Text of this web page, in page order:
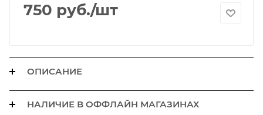
750 руб./шт
ОПИСАНИЕ
НАЛИЧИЕ В ОФФЛАЙН МАГАЗИНАХ